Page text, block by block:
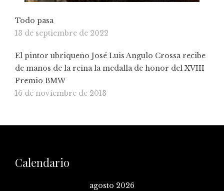
Todo pasa
13 de septiembre de 2022
El pintor ubriqueño José Luis Angulo Crossa recibe
de manos de la reina la medalla de honor del XVIII
Premio BMW
16 de noviembre de 2013
Calendario
agosto 2026